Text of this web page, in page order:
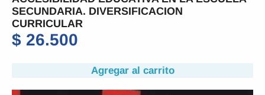
SECUNDARIA. DIVERSIFICACION
CURRICULAR
$ 26.500
Agregar al carrito